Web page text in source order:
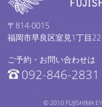
〒814-0015
福岡市早良区室見1丁目
ご予約・お問い合わせは
092-846-2831
© 2010 FUJISHIMA